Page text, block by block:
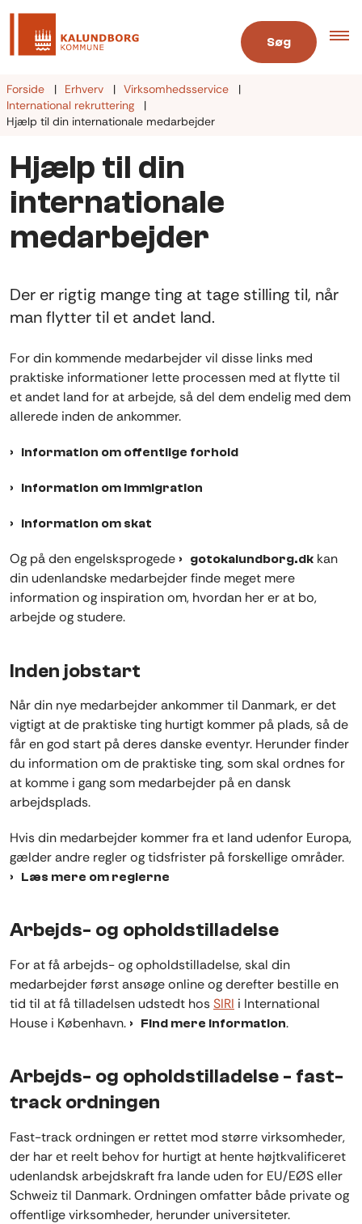
Søg
Forside Erhverv
Virksomhedsservice
International rekruttering
Hjælp til din internationale medarbejder
Hjælp til din
internationale
medarbejder
Der er rigtig mange ting at tage stilling til, når
man flytter til et andet land.
For din kommende medarbejder vil disse links med
praktiske informationer lette processen med at flytte til
et andet land for at arbejde, så del dem endelig med dem
allerede inden de ankommer.
Information om offentlige forhold
Information om immigration
Information om skat
Og på den engelsksprogede gotokalundborg.dk kan
din udenlandske medarbejder finde meget mere
information og inspiration om, hvordan her er at bo,
arbejde og studere.
Inden jobstart
Når din nye medarbejder ankommer til Danmark, er det
vigtigt at de praktiske ting hurtigt kommer på plads, så de
får en god start på deres danske eventyr. Herunder finder
du information om de praktiske ting, som skal ordnes for
at komme i gang som medarbejder på en dansk
arbejdsplads.
Hvis din medarbejder kommer fra et land udenfor Europa,
gælder andre regler og tidsfrister på forskellige områder.
Læs mere om reglerne
Arbejds- og opholdstilladelse
For at få arbejds- og opholdstilladelse, skal din
medarbejder først ansøge online og derefter bestille en
tid til at få tilladelsen udstedt hosSIRI i International
House i København.
Find mere information.
Arbejds- og opholdstilladelse - fast-
track ordningen
Fast-track ordningen er rettet mod større virksomheder,
der har et reelt behov for hurtigt at hente højtkvalificeret
udenlandsk arbejdskraft fra lande uden for EU/EØS eller
Schweiz til Danmark. Ordningen omfatter både private og
offentlige virksomheder, herunder universiteter.